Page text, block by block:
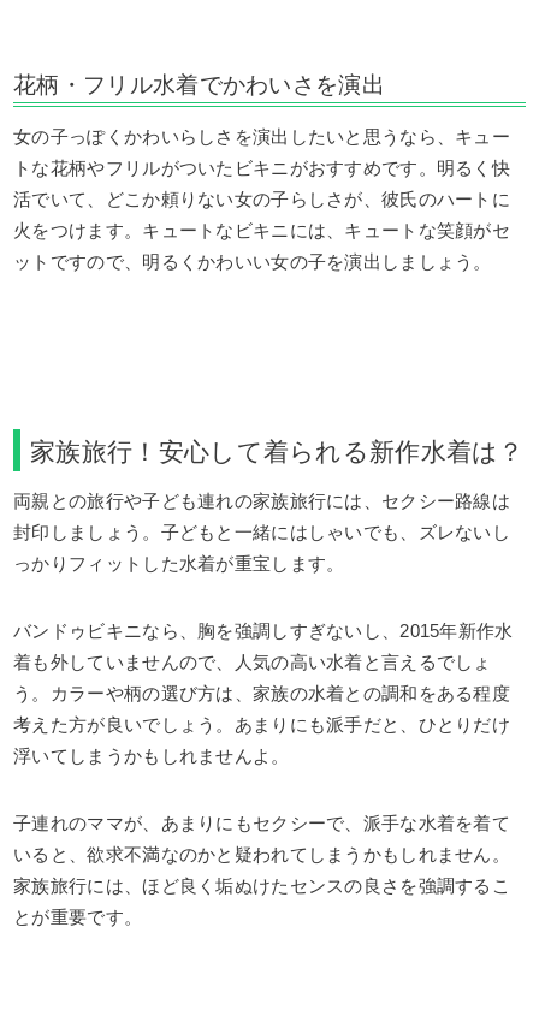
花柄・フリル水着でかわいさを演出
女の子っぽくかわいらしさを演出したいと思うなら、キュー
トな花柄やフリルがついたビキニがおすすめです。明るく快
活でいて、どこか頼りない女の子らしさが、彼氏のハートに
火をつけます。キュートなビキニには、キュートな笑顔がセ
ットですので、明るくかわいい女の子を演出しましょう。
家族旅行！安心して着られる新作水着は？
両親との旅行や子ども連れの家族旅行には、セクシー路線は
封印しましょう。子どもと一緒にはしゃいでも、ズレないし
っかりフィットした水着が重宝します。
バンドゥビキニなら、胸を強調しすぎないし、2015年新作水
着も外していませんので、人気の高い水着と言えるでしょ
う。カラーや柄の選び方は、家族の水着との調和をある程度
考えた方が良いでしょう。あまりにも派手だと、ひとりだけ
浮いてしまうかもしれませんよ。
子連れのママが、あまりにもセクシーで、派手な水着を着て
いると、欲求不満なのかと疑われてしまうかもしれません。
家族旅行には、ほど良く垢ぬけたセンスの良さを強調するこ
とが重要です。